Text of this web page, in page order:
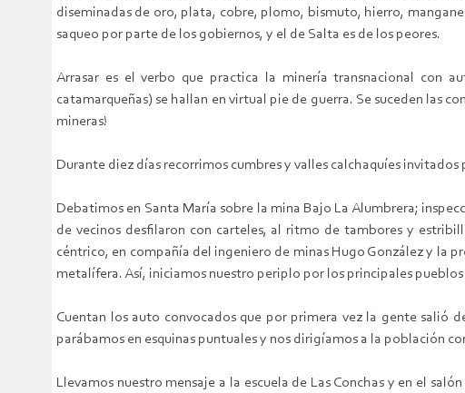
diseminadas de oro, plata, cobre, plomo, bismuto, hierro,
saqueo por parte de los gobiernos, y el de Salta es de los peores.
Arrasar es el verbo que practica la minería transnacional con
catamarqueñas) se hallan en virtual pie de guerra. Se suceden las
mineras!
Durante diez días recorrimos cumbres y valles calchaquíes
Debatimos en Santa María sobre la mina Bajo La Alumbrera;
de vecinos desfilaron con carteles, al ritmo de tambores y
céntrico, en compañía del ingeniero de minas Hugo González y la
metalífera. Así, iniciamos nuestro periplo por los principales pueblos
Cuentan los auto convocados que por primera vez la gente salió
parábamos en esquinas puntuales y nos dirigíamos a la población
Llevamos nuestro mensaje a la escuela de Las Conchas y en el